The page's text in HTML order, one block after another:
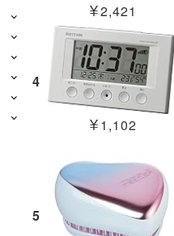
￥2,421
4
￥1,102
5